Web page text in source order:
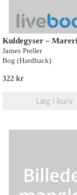
Kuldegyser –
James Preller
Bog (Hardback)
322 kr
Læg i kurv